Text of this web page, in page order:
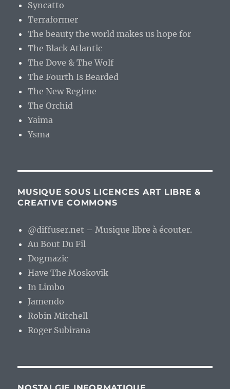
Syncatto
Terraformer
The beauty the world makes us hope for
The Black Atlantic
The Dove & The Wolf
The Fourth Is Bearded
The New Regime
The Orchid
Yaima
Ysma
MUSIQUE SOUS LICENCES ART LIBRE &
CREATIVE COMMONS
@diffuser.net – Musique libre à écouter.
Au Bout Du Fil
Dogmazic
Have The Moskovik
In Limbo
Jamendo
Robin Mitchell
Roger Subirana